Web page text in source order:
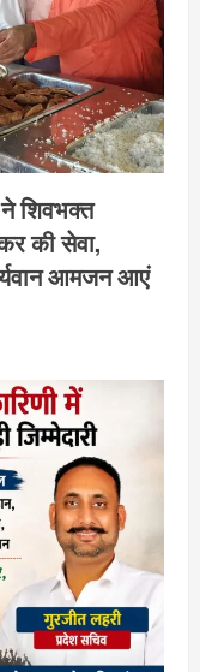
ने शिवभक्त
की सेवा,
आमजन आएं
प्रदेश
संगठन को मिले